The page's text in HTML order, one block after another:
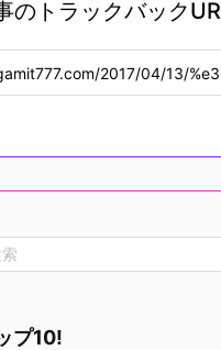
のトラックバック
プ10!